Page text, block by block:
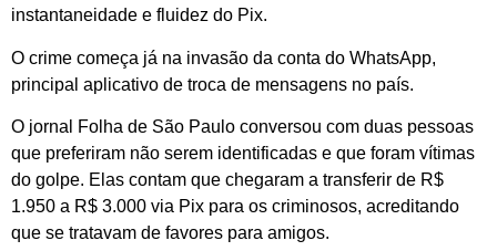
instantaneidade e fluidez do Pix.
O crime começa já na invasão da conta do WhatsApp,
principal aplicativo de troca de mensagens no país.
O jornal Folha de São Paulo conversou com duas pessoas
que preferiram não serem identificadas e que foram vítimas
do golpe. Elas contam que chegaram a transferir de R$
1.950 a R$ 3.000 via Pix para os criminosos, acreditando
que se tratavam de favores para amigos.